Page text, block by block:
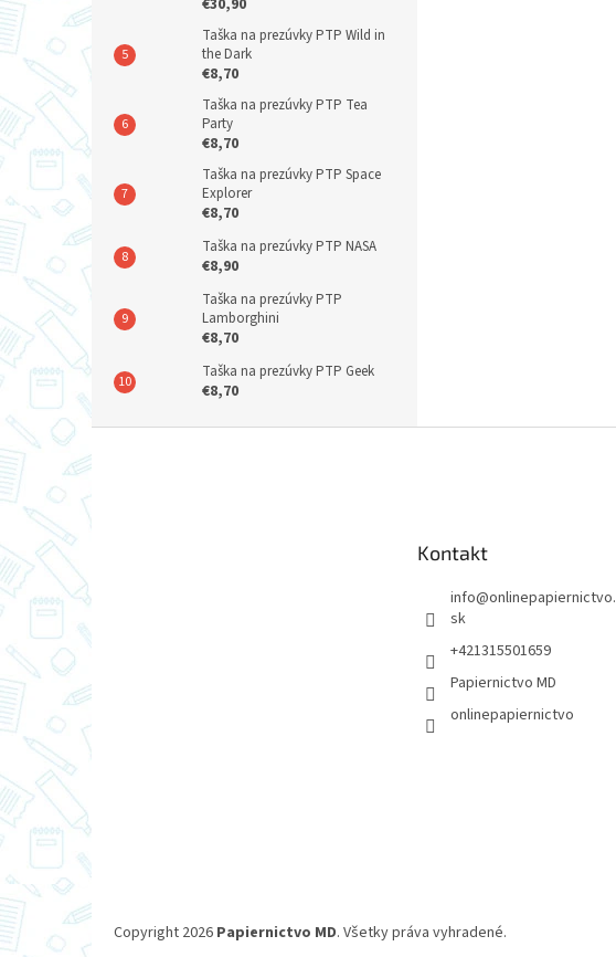
Taška na prezúvky PTP Wild in
the Dark
€8,70
Taška na prezúvky PTP Tea
Party
€8,70
Taška na prezúvky PTP Space
Explorer
€8,70
Taška na prezúvky PTP NASA
€8,90
Taška na prezúvky PTP
Lamborghini
€8,70
Taška na prezúvky PTP Geek
€8,70
á
p
ä
i
e
Kontakt
info@onlinepapiernictvo.
sk
+421315501659
Papiernictvo MD
onlinepapiernictvo
Copyright 2026 Papiernictvo MD. Všetky práva vyhradené.